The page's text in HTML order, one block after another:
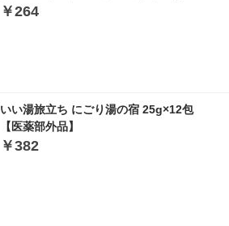
￥264
いい湯旅立ち にごり湯の宿 25g×12包
【医薬部外品】
￥382